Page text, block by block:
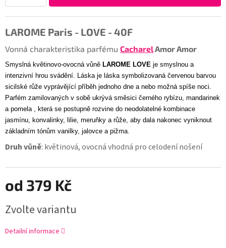
od 379 Kč
Zvolte variantu
LAROME Paris - LOVE - 40F
Vonná charakteristika parfému CacharelAmor Amor
Smyslná květinovo-ovocná vůně LAROME LOVE je smyslnou a
intenzivní hrou svádění. Láska je láska symbolizovaná červenou barvou
sicilské růže vyprávějící příběh jednoho dne a nebo možná spíše noci.
Parfém zamilovaných v sobě ukrývá směsici černého rybízu, mandarinek
a pomela , která se postupně rozvine do neodolatelné kombinace
jasmínu, konvalinky, lilie, meruňky a růže, aby dala nakonec vyniknout
základním tónům vanilky, jalovce a pižma.
Druh vůně: květinová, ovocná vhodná pro celodení nošení
Detailní informace